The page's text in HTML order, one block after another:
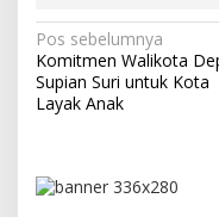
N
a
v
g
Pos sebelumnya
Komitmen Walikota
Supian Suri untuk Kota
Layak Anak